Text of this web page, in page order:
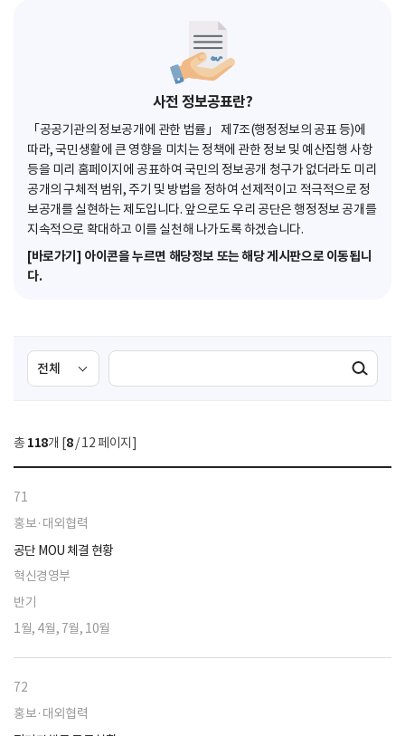
사전 정보공표란?
「공공기관의 정보공개에 관한 법률」 제7조(행정정보의 공표 등)에
따라, 국민생활에 큰 영향을 미치는 정책에 관한 정보 및 예산집행 사항
등을 미리 홈페이지에 공표하여 국민의 정보공개 청구가 없더라도 미리
공개의 구체적 범위, 주기 및 방법을 정하여 선제적이고 적극적으로 정
보공개를 실현하는 제도입니다. 앞으로도 우리 공단은 행정정보 공개를
지속적으로 확대하고 이를 실천해 나가도록 하겠습니다.
[바로가기] 아이콘을 누르면 해당정보 또는 해당 게시판으로 이동됩니
다.
검
색
선
택
색
검색실행
총 118개 [8/ 12 페이지]
71
홍보·대외협력
공단 MOU 체결 현황
혁신경영부
반기
1월, 4월, 7월, 10월
72
홍보·대외협력